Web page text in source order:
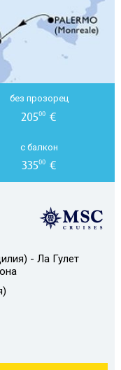
- Ла Гулет
без прозорец
20500 €
с балкон
33500€